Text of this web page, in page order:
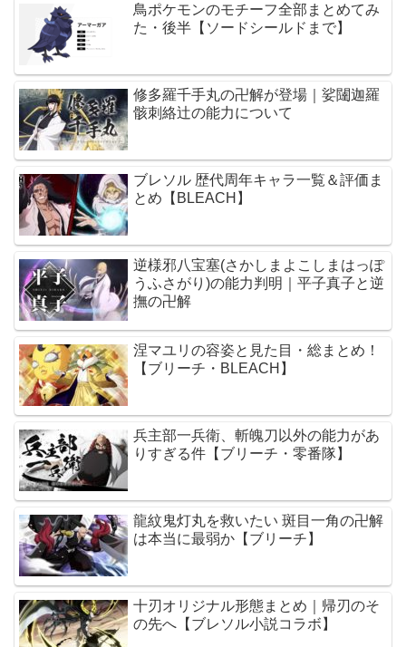
鳥ポケモンのモチーフ全部まとめてみ
た・後半【ソードシールドまで】
修多羅千手丸の卍解が登場｜娑闥迦羅
骸刺絡辻の能力について
ブレソル 歴代周年キャラ一覧＆評価ま
とめ【BLEACH】
逆様邪八宝塞(さかしまよこしまはっぽ
うふさがり)の能力判明｜平子真子と逆
撫の卍解
涅マユリの容姿と見た目・総まとめ！
【ブリーチ・BLEACH】
兵主部一兵衛、斬魄刀以外の能力があ
りすぎる件【ブリーチ・零番隊】
龍紋鬼灯丸を救いたい 斑目一角の卍解
は本当に最弱か【ブリーチ】
十刃オリジナル形態まとめ｜帰刃のそ
の先へ【ブレソル小説コラボ】